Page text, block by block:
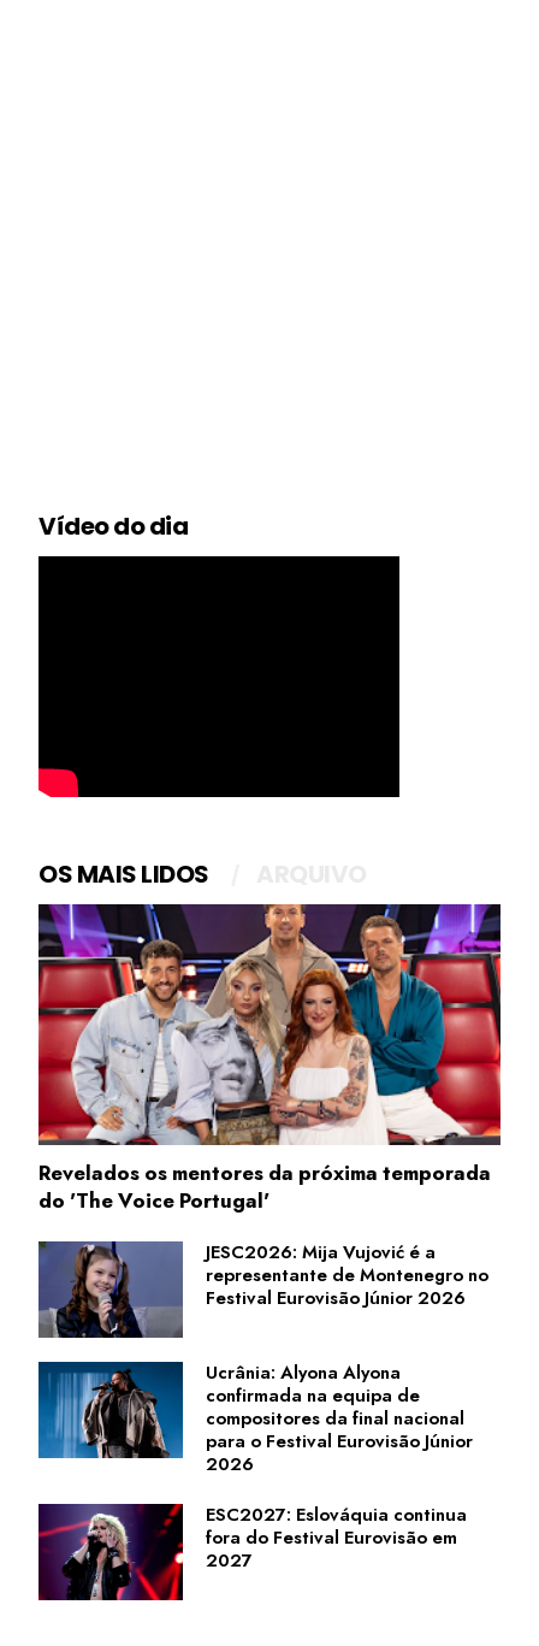
Vídeo do dia
OS MAIS LIDOS
Revelados os mentores da próxima temporada
do 'The Voice Portugal'
JESC2026: Mija Vujović é a
representante de Montenegro no
Festival Eurovisão Júnior 2026
Ucrânia: Alyona Alyona
confirmada na equipa de
compositores da final nacional
para o Festival Eurovisão Júnior
2026
ESC2027: Eslováquia continua
fora do Festival Eurovisão em
2027